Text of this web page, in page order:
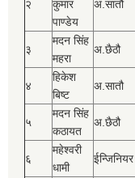
२
कुमार
पाण्डेय
अ.सातौ
३
मदन सिंह
महरा
अ.छैठौ
४
हिकेश
बिष्‍ट
अ.सातौ
५
मदन सिंह
कठायत
अ.छैठौ
६
महेश्‍वरी
धामी
ईन्जिनियर